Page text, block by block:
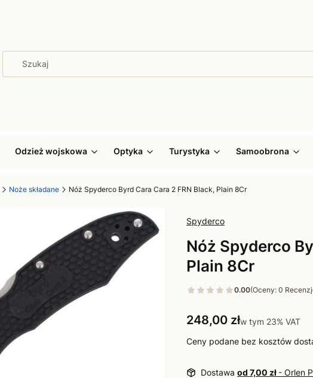
Odzież wojskowa Optyka Turystyka Samoobrona
Noże składane Nóż Spyderco Byrd Cara Cara 2 FRN Black, Plain 8Cr
Spyderco
Nóż Spyderco
Plain 8Cr
0.00(Oceny: 0
Cena
248,00 złw tym 23% VAT
w tym 23% VAT
Ceny podane bez kosztów
Dostawa od 7,00 zł - Orlen